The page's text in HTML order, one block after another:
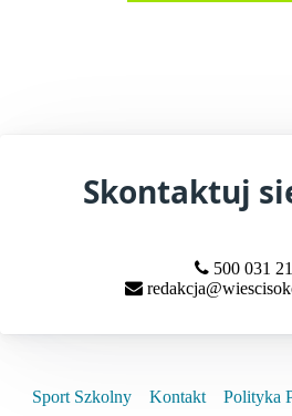
Skontaktuj
500 031
Sport Szkolny Kontakt Polityka